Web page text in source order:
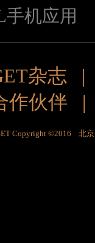
手机应用
杂志
作伙伴
Copyright ©2016 北